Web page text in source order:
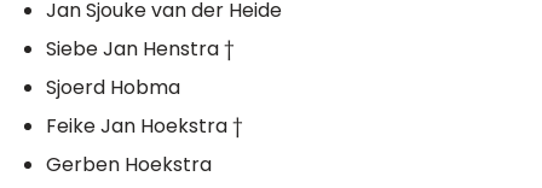
Jan Sjouke van der Heide
Siebe Jan Henstra †
Sjoerd Hobma
Feike Jan Hoekstra †
Gerben Hoekstra